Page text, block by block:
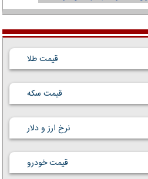
قیمت طلا
قیمت سکه
نرخ ارز و دلار
قیمت خودرو